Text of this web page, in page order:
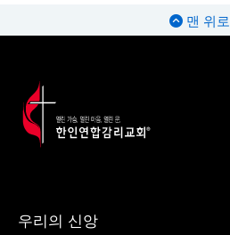
맨 위로
우리의 신앙